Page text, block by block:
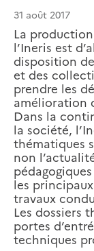
31 août 2017
La
l’Ineris est
disposition
et des
prendre les
amélioration
Dans la
la société,
thématiques
non
les
travaux
Les dossiers
portes
techniques